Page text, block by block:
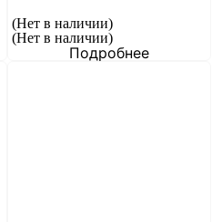
(Нет в наличии)
(Нет в наличии)
Подробнее